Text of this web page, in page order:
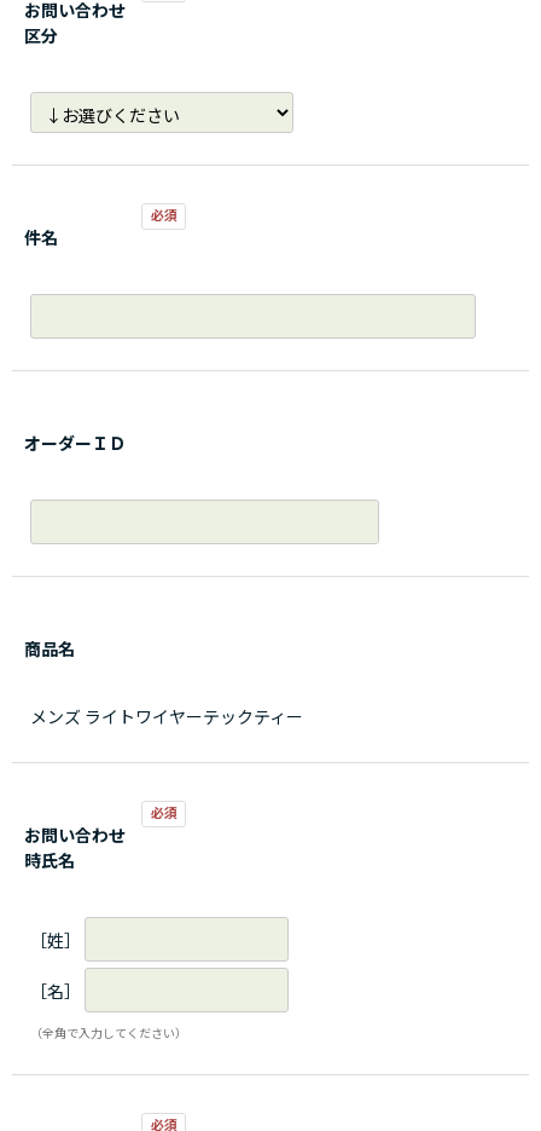
お問い合わせ
区分
件名
オーダーＩＤ
商品名
メンズ ライトワイヤーテックティー
お問い合わせ
時氏名
［姓］
［名］
（全角で入力してください）